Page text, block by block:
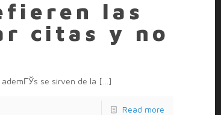
las
citas y no
se sirven de la […]
Read more